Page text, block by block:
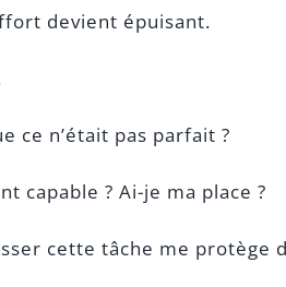
devient épuisant.
ce n’était pas parfait ?
capable ? Ai-je ma place ?
cette tâche me protège